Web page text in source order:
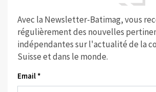
Avec la Newsletter-Batimag, vous
régulièrement des nouvelles
indépendantes sur l'actualité de la
Suisse et dans le monde.
Email *